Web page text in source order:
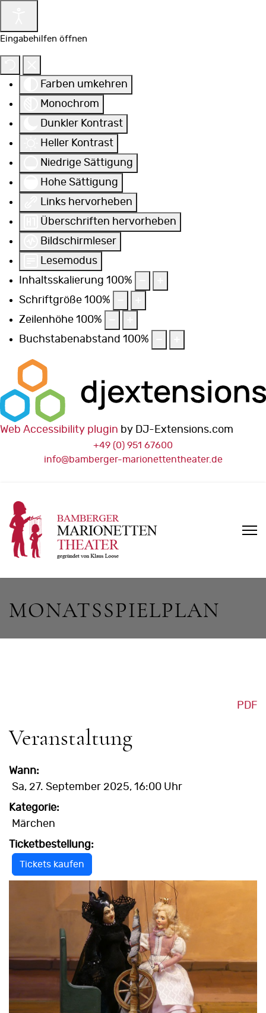
Eingabehilfen öffnen
Farben umkehren
Monochrom
Dunkler Kontrast
Heller Kontrast
Niedrige Sättigung
Hohe Sättigung
Links hervorheben
Überschriften hervorheben
Bildschirmleser
Lesemodus
Inhaltsskalierung 100%
Schriftgröße 100%
Zeilenhöhe 100%
Buchstabenabstand 100%
Web Accessibility plugin by DJ-Extensions.com
+49 (0) 951 67600
info@bamberger-marionettentheater.de
MONATSSPIELPLAN
PDF
Veranstaltung
Wann:
Sa, 27. September 2025, 16:00 Uhr
Kategorie:
Märchen
Ticketbestellung:
Tickets kaufen